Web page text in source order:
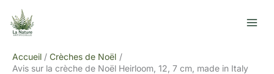
contenu
Accueil
Crèches de Noël
Avis sur la crèche de Noël Heirloom, 12, 7 cm, made in Italy
e
h